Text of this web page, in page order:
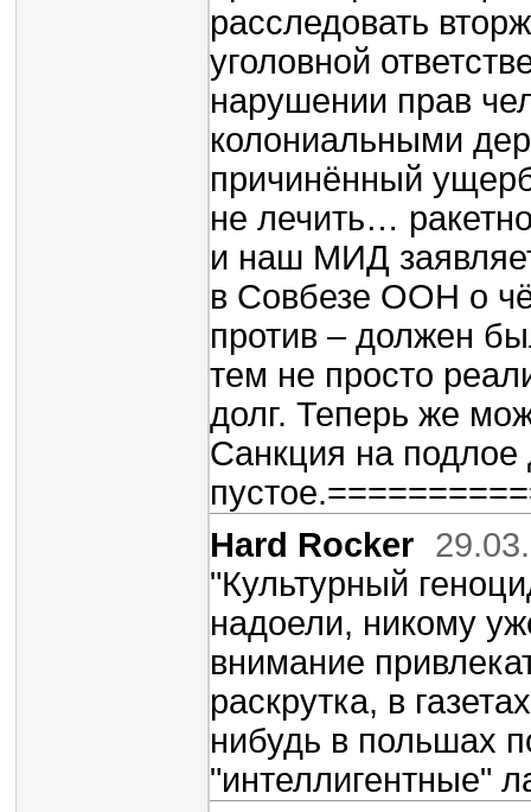
расследовать
уголовной
нарушении прав
колониальными
причинённый
не лечить…
и наш МИД
в Совбезе ООН о
против – должен
тем не просто
долг. Теперь же
Санкция на подлое
Hard Rocker
"Культурный
надоели, никому
внимание
раскрутка, в
нибудь в польшах
"интеллигентные"